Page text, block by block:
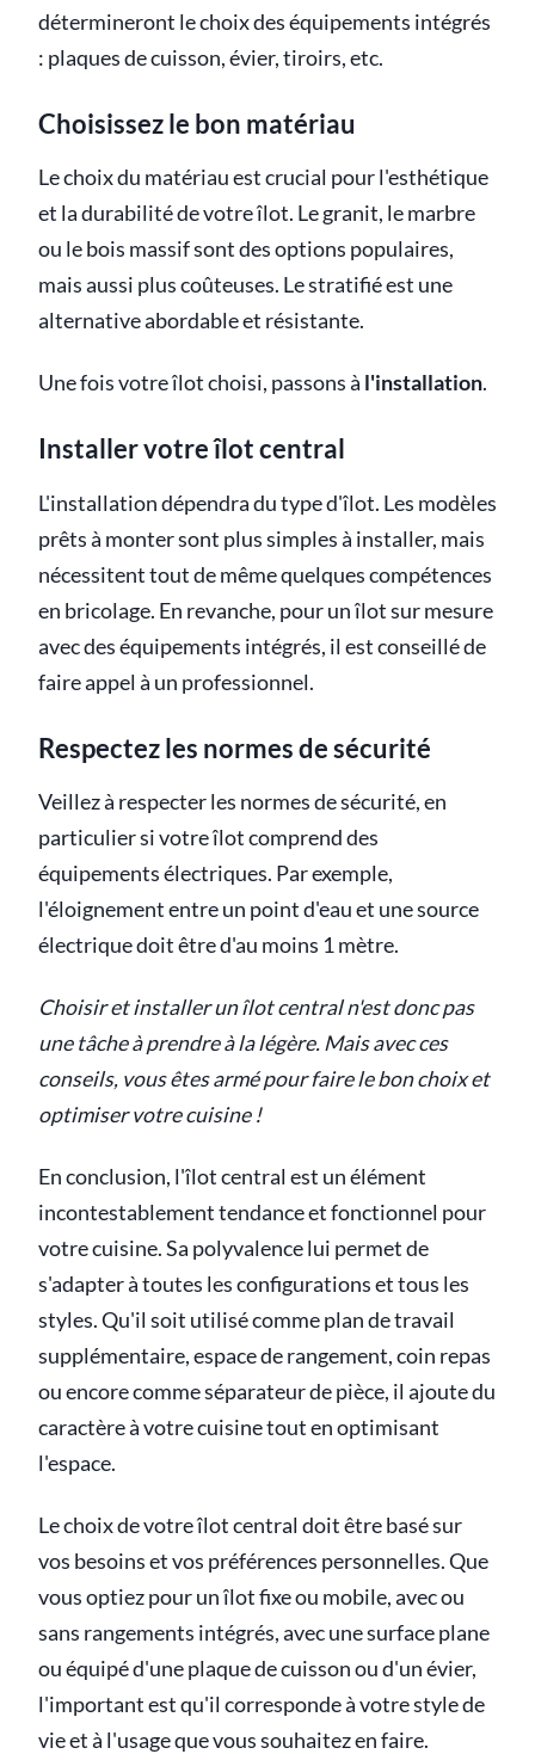
détermineront le choix des équipements intégrés
: plaques de cuisson, évier, tiroirs, etc.
Choisissez le bon matériau
Le choix du matériau est crucial pour l'esthétique
et la durabilité de votre îlot. Le granit, le marbre
ou le bois massif sont des options populaires,
mais aussi plus coûteuses. Le stratifié est une
alternative abordable et résistante.
Une fois votre îlot choisi, passons à l'installation.
Installer votre îlot central
L'installation dépendra du type d'îlot. Les modèles
prêts à monter sont plus simples à installer, mais
nécessitent tout de même quelques compétences
en bricolage. En revanche, pour un îlot sur mesure
avec des équipements intégrés, il est conseillé de
faire appel à un professionnel.
Respectez les normes de sécurité
Veillez à respecter les normes de sécurité, en
particulier si votre îlot comprend des
équipements électriques. Par exemple,
l'éloignement entre un point d'eau et une source
électrique doit être d'au moins 1 mètre.
Choisir et installer un îlot central n'est donc pas
une tâche à prendre à la légère. Mais avec ces
conseils, vous êtes armé pour faire le bon choix et
optimiser votre cuisine !
En conclusion, l'îlot central est un élément
incontestablement tendance et fonctionnel pour
votre cuisine. Sa polyvalence lui permet de
s'adapter à toutes les configurations et tous les
styles. Qu'il soit utilisé comme plan de travail
supplémentaire, espace de rangement, coin repas
ou encore comme séparateur de pièce, il ajoute du
caractère à votre cuisine tout en optimisant
l'espace.
Le choix de votre îlot central doit être basé sur
vos besoins et vos préférences personnelles. Que
vous optiez pour un îlot fixe ou mobile, avec ou
sans rangements intégrés, avec une surface plane
ou équipé d'une plaque de cuisson ou d'un évier,
l'important est qu'il corresponde à votre style de
vie et à l'usage que vous souhaitez en faire.